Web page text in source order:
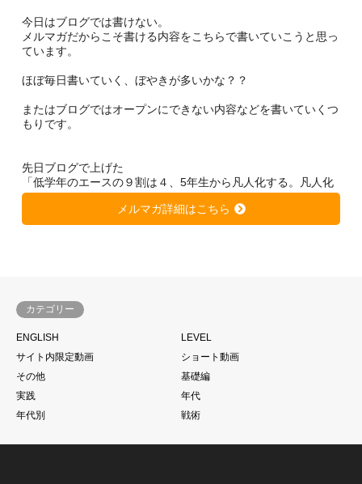
今日はブログでは書けない。
メルマガだからこそ書ける内容をこちらで書いていこうと思っ
ています。
ほぼ毎日書いていく、ぼやきが多いかな？？
またはブログではオープンにできない内容などを書いていくつ
もりです。
先日ブログで上げた
「低学年のエースの９割は４、5年生から凡人化する。凡人化
しないために、、、」
https://soccer-kateikyousi.com/daihyoublog/archives/7684.htm
l
す。
当たり前と言われるかもしれません。
もちろん個の力
それでものめり込みすぎて、そこをおざなりにする
す。
メルマガ詳細はこちら
カテゴリー
ENGLISH
LEVEL
サイト内限定動画
ショート動画
その他
基礎編
実践
年代
年代別
戦術